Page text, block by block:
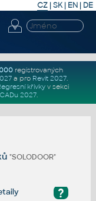
CZ | SK| EN | DE
registrovaných
a pro Revit 2027.
křivkyv sekci
2027.
"SOLODOOR"
?